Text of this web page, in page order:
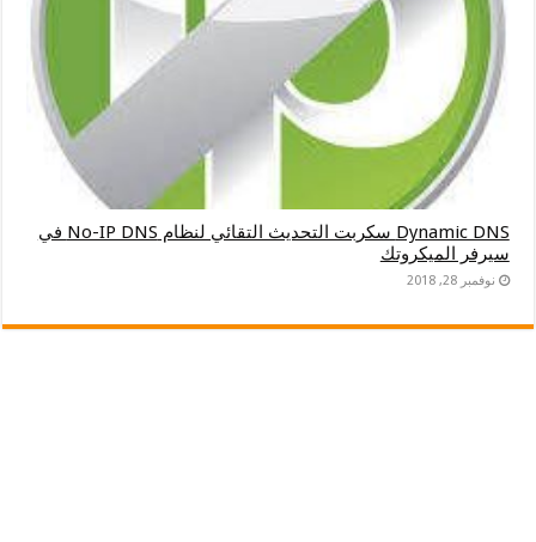
Dynamic DNS سكربت التحديث التقائي لنظام No-IP DNS في
سيرفر الميكروتك
نوفمبر 28, 2018